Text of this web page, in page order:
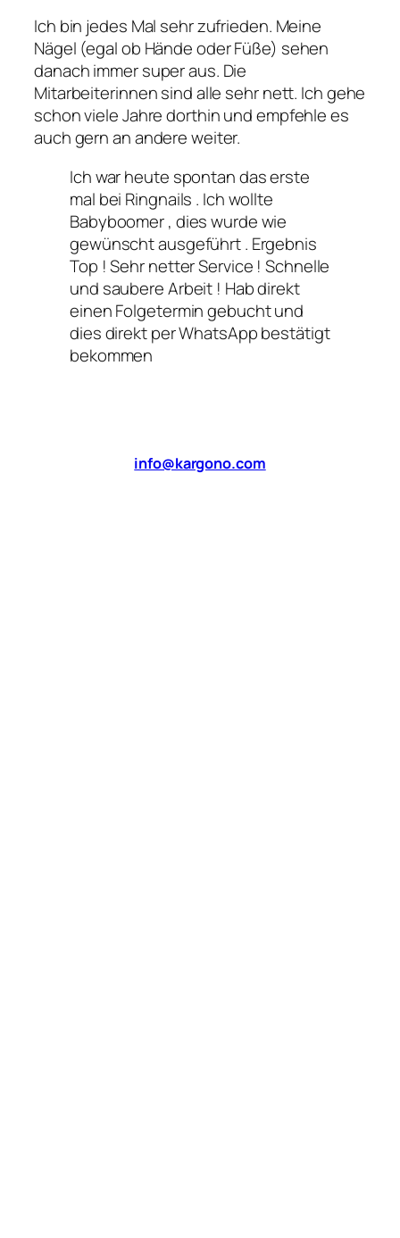
Ich bin jedes Mal sehr zufrieden. Meine
Nägel (egal ob Hände oder Füße) sehen
danach immer super aus. Die
Mitarbeiterinnen sind alle sehr nett. Ich gehe
schon viele Jahre dorthin und empfehle es
auch gern an andere weiter.
Ich war heute spontan das erste
mal bei Ringnails . Ich wollte
Babyboomer , dies wurde wie
gewünscht ausgeführt . Ergebnis
Top ! Sehr netter Service ! Schnelle
und saubere Arbeit ! Hab direkt
einen Folgetermin gebucht und
dies direkt per WhatsApp bestätigt
bekommen
info@kargono.com